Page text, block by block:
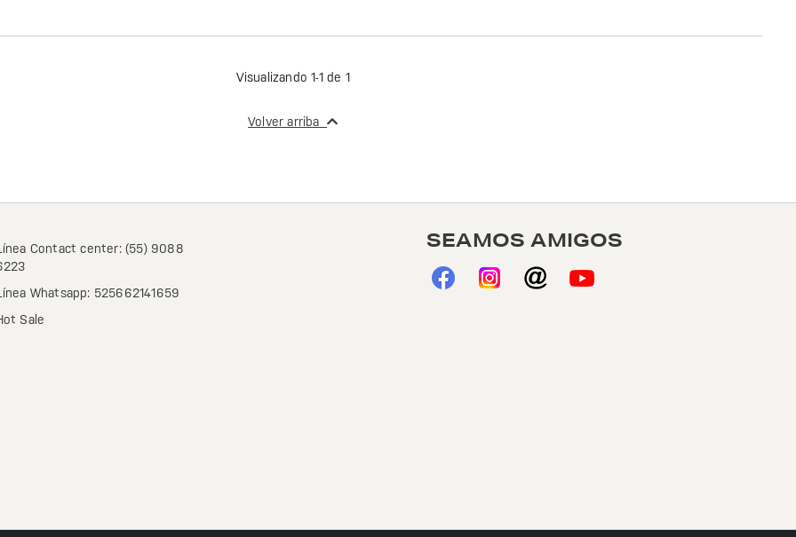
Visualizando 1-1 de 1
Volver arriba
Contact center: (55) 9088
Whatsapp: 525662141659
Sale
SEAMOS AMIGOS